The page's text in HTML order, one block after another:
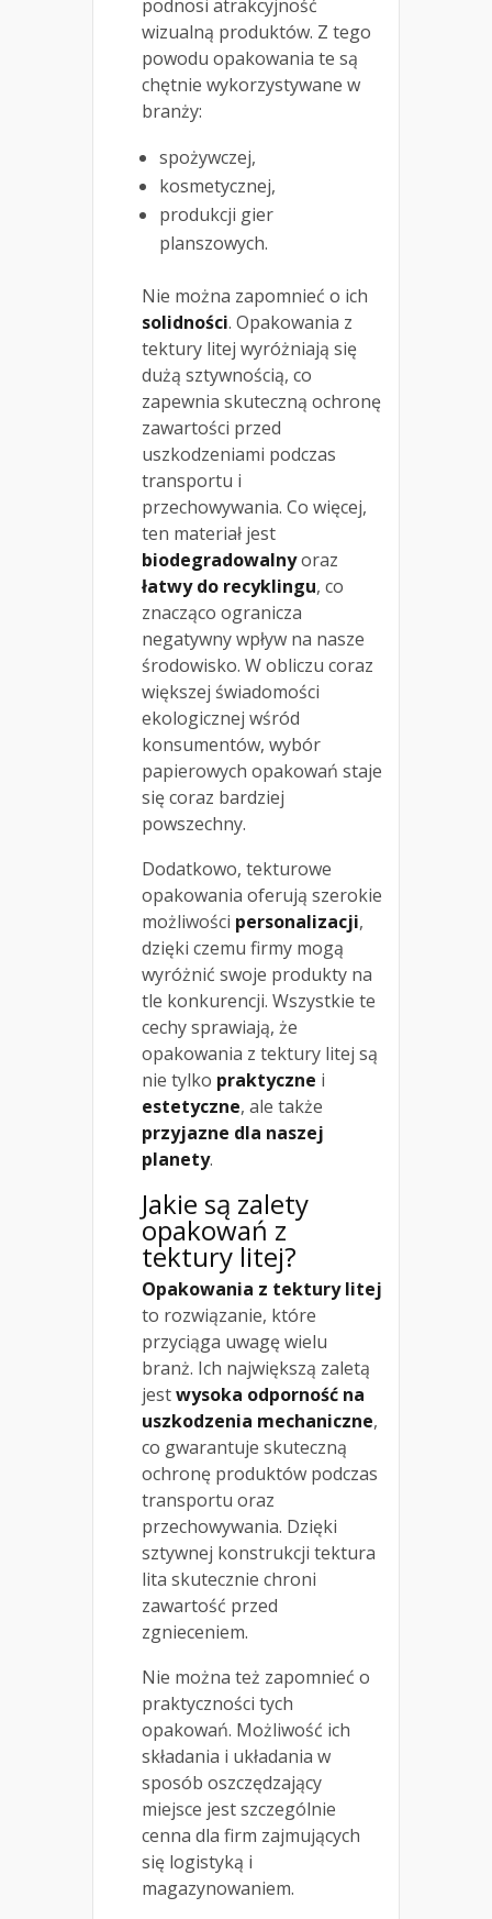
podnosi atrakcyjność
wizualną produktów. Z tego
powodu opakowania te są
chętnie wykorzystywane w
branży:
spożywczej,
kosmetycznej,
produkcji gier
planszowych.
Nie można zapomnieć o ich
solidności. Opakowania z
tektury litej wyróżniają się
dużą sztywnością, co
zapewnia skuteczną ochronę
zawartości przed
uszkodzeniami podczas
transportu i
przechowywania. Co więcej,
ten materiał jest
biodegradowalnyoraz
łatwy do recyklingu, co
znacząco ogranicza
negatywny wpływ na nasze
środowisko. W obliczu coraz
większej świadomości
ekologicznej wśród
konsumentów, wybór
papierowych opakowań staje
się coraz bardziej
powszechny.
Dodatkowo, tekturowe
opakowania oferują szerokie
możliwości personalizacji,
dzięki czemu firmy mogą
wyróżnić swoje produkty na
tle konkurencji. Wszystkie te
cechy sprawiają, że
opakowania z tektury litej są
nie tylko praktyczne i
estetyczne, ale także
przyjazne dla naszej
planety.
Jakie są zalety
opakowań z
tektury litej?
Opakowania z tektury litej
to rozwiązanie, które
przyciąga uwagę wielu
branż. Ich największą zaletą
jestwysoka odporność na
uszkodzenia mechaniczne,
co gwarantuje skuteczną
ochronę produktów podczas
transportu oraz
przechowywania. Dzięki
sztywnej konstrukcji tektura
lita skutecznie chroni
zawartość przed
zgnieceniem.
Nie można też zapomnieć o
praktyczności tych
opakowań. Możliwość ich
składania i układania w
sposób oszczędzający
miejsce jest szczególnie
cenna dla firm zajmujących
się logistyką i
magazynowaniem.